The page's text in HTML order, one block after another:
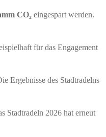
CO₂ eingespart werden.
für das Engagement
Ergebnisse des Stadtradelns
Stadtradeln 2026 hat erneut